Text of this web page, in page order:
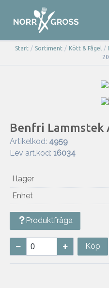
Start / Sortiment / Kött & Fågel /
Benfri Lammstek
Artikelkod: 4959
Lev art.kod: 16034
I lager
Enhet
Produktfråga
Köp